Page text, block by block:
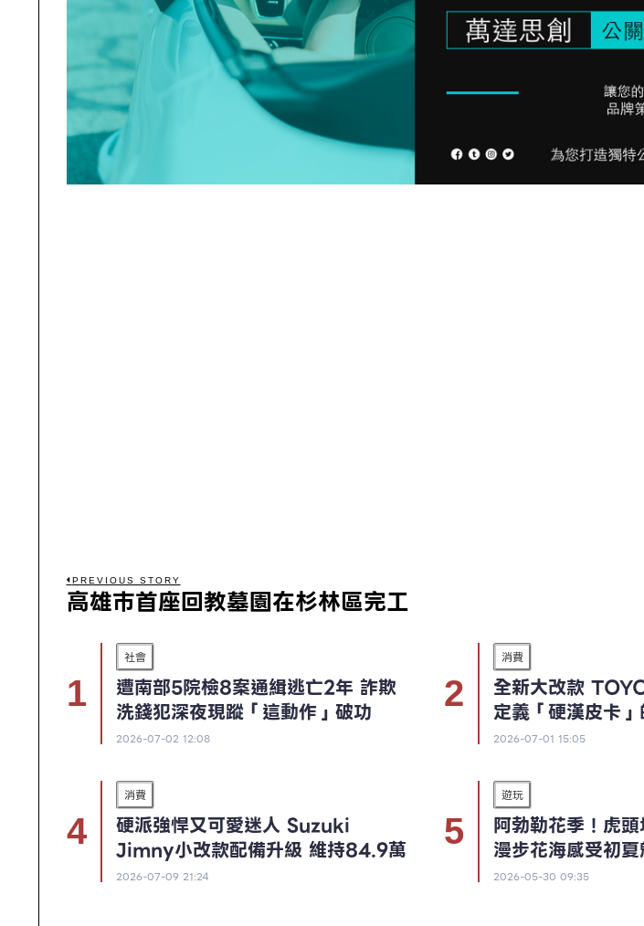
PREVIOUS STORY
高雄巿首座回教墓園在杉林區完工
社會
遭南部5院檢8案通緝逃亡2年 詐欺
洗錢犯深夜現蹤「這動作」破功
2026-07-02 12:08
消費
全新大改款
定義「硬漢皮卡
2026-07-01 15:05
消費
硬派強悍又可愛迷人 Suzuki
Jimny小改款配備升級 維持84.9萬
2026-07-09 21:24
遊玩
阿勃勒花季！虎
漫步花海感受初
2026-05-30 09:35